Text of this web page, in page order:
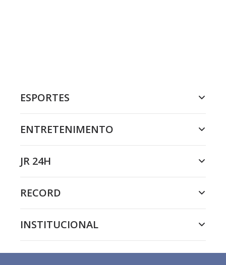
ESPORTES
ENTRETENIMENTO
JR 24H
RECORD
INSTITUCIONAL